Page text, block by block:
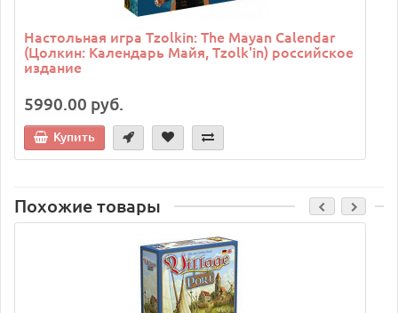
Настольная игра Tzolkin: The Mayan Calendar
(Цолкин: Календарь Майя, Tzolk'in) российское
издание
5990.00 руб.
Купить
Похожие товары